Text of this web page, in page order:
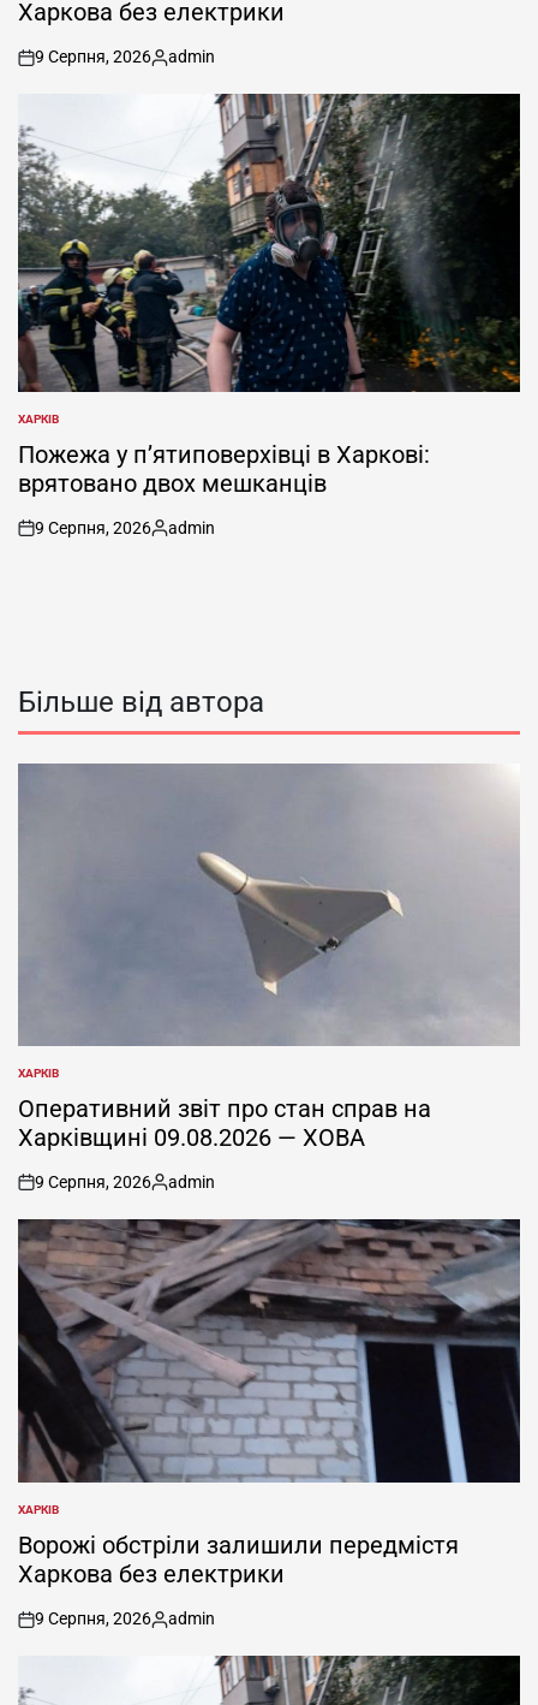
Харкова без електрики
on
9 Серпня, 2026
Опубліковано
admin
ОПУБЛІКУВАТИ
У
ХАРКІВ
Пожежа у п’ятиповерхівці в Харкові:
врятовано двох мешканців
on
9 Серпня, 2026
Опубліковано
admin
Більше від автора
ОПУБЛІКУВАТИ
У
ХАРКІВ
Оперативний звіт про стан справ на
Харківщині 09.08.2026 — ХОВА
on
9 Серпня, 2026
Опубліковано
admin
ОПУБЛІКУВАТИ
У
ХАРКІВ
Ворожі обстріли залишили передмістя
Харкова без електрики
on
9 Серпня, 2026
Опубліковано
admin